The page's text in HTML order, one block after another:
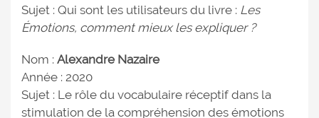
Sujet : Qui sont les utilisateurs du livre : Les
Émotions, comment mieux les expliquer ?
Nom : Alexandre Nazaire
Année : 2020
Sujet : Le rôle du vocabulaire réceptif dans la
stimulation de la compréhension des émotions